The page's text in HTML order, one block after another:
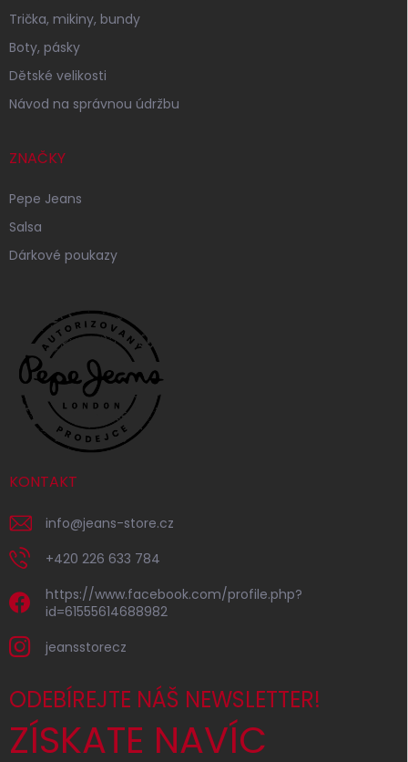
Trička, mikiny, bundy
Boty, pásky
Dětské velikosti
Návod na správnou údržbu
ZNAČKY
Pepe Jeans
Salsa
Dárkové poukazy
KONTAKT
info@jeans-store.cz
+420 226 633 784
https://www.facebook.com/profile.php?
id=61555614688982
jeansstorecz
ODEBÍREJTE NÁŠ NEWSLETTER!
ZÍSKATE NAVÍC